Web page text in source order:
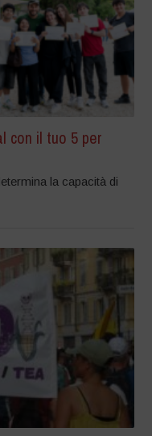
con il tuo 5 per
la capacità di